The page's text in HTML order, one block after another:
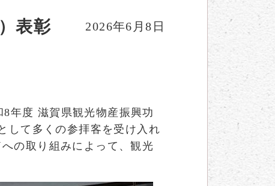
表彰
2026年6月8日
年度 滋賀県観光物産振興功
して多くの参拝客を受け入れ
の取り組みによって、観光